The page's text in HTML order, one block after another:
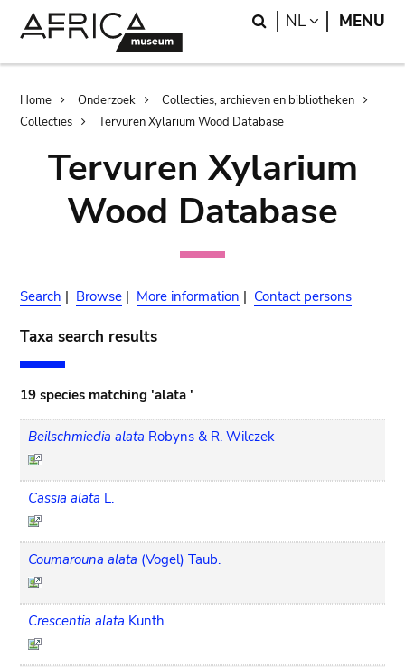
Search
NL LANGUAGE
MENU
Breadcrumb
Home Onderzoek
Collecties, archieven en bibliotheken
Collecties
Tervuren Xylarium Wood Database
Tervuren Xylarium
Wood Database
Search | Browse | More information | Contact persons
Taxa search results
19 species matching 'alata '
Beilschmiedia alata Robyns & R. Wilczek
Cassia alata L.
Coumarouna alata (Vogel) Taub.
Crescentia alata Kunth